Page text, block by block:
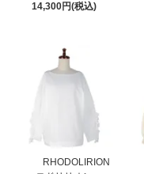
14,300円(税込)
RHODOLIRION